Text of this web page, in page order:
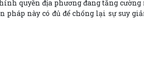
quyền địa phương đang tăng
này có đủ để chống lại sự suy